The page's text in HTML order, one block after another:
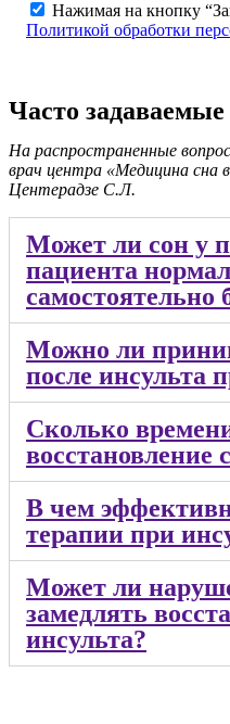
Нажимая на кнопку
Политикой обработки
Часто
На распространенные
врач центра «Медицина сна
Центерадзе С.Л.
Может ли сон у
пациента
самостоятельно
Можно ли
после инсульта
Сколько
восстановление
В чем
терапии при
Может ли
замедлять
инсульта?